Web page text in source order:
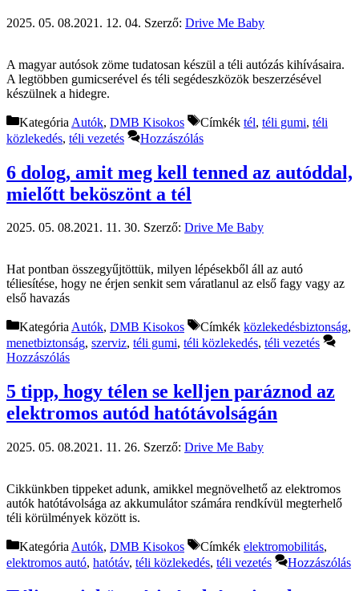
2025. 05. 08.2021. 12. 04. Szerző: Drive Me Baby
A magyar autósok zöme tudatosan készül a téli autózás kihívásaira.
A legtöbben gumicserével és téli segédeszközök beszerzésével
készülnek a hidegre.
Kategória Autók, DMB Kisokos Címkék tél, téli gumi, téli
közlekedés, téli vezetés Hozzászólás
6 dolog, amit meg kell tenned az autóddal,
mielőtt beköszönt a tél
2025. 05. 08.2021. 11. 30. Szerző: Drive Me Baby
Hat pontban összegyűjtöttük, milyen lépésekből áll az autó
téliesítése, hogy ne érjen senkit sem váratlanul az első fagy vagy az
első havazás
KategóriaAutók, DMB Kisokos Címkék közlekedésbiztonság,
menetbiztonság, szerviz, téli gumi, téli közlekedés, téli vezetés
Hozzászólás
5 tipp, hogy télen se kelljen paráznod az
elektromos autód hatótávolságán
2025. 05. 08.2021. 11. 26. Szerző: Drive Me Baby
Cikkünkben tippeket adunk, amikkel megnövelhető az elektromos
autók hatótávolsága az akkumulátor számára rendkívül megterhelő
téli körülmények között is.
Kategória Autók, DMB Kisokos Címkék elektromobilitás,
elektromos autó, hatótáv, téli közlekedés, téli vezetés Hozzászólás